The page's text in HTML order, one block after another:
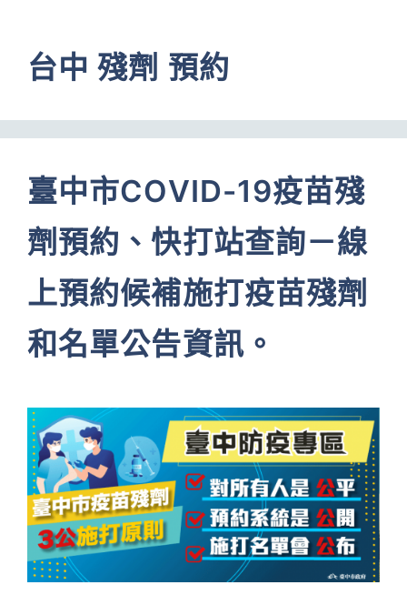
台中 殘劑 預約
臺中市COVID-19疫苗殘
劑預約、快打站查詢－線
上預約候補施打疫苗殘劑
和名單公告資訊。